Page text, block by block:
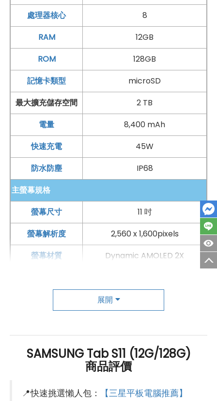
處理器核心
8
RAM
12GB
ROM
128GB
記憶卡類型
microSD
最大擴充儲存空間
2 TB
電量
8,400 mAh
快速充電
45W
防水防塵
IP68
主螢幕規格
螢幕尺寸
11 吋
螢幕解析度
2,560 x 1,600pixels
螢幕材質
Dynamic AMOLED 2X
標準鏡頭
4K（30fps）
自動對焦
有
展開
SAMSUNG Tab S11 (12G/128G)
商品評價
📍快速挑選懶人包： 【三星平板電腦推薦】